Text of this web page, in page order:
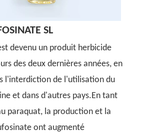
SL
devenu un produit herbicide
des deux dernières années, en
l'interdiction de l'utilisation du
et dans d'autres pays.En tant
paraquat, la production et la
ont augmenté